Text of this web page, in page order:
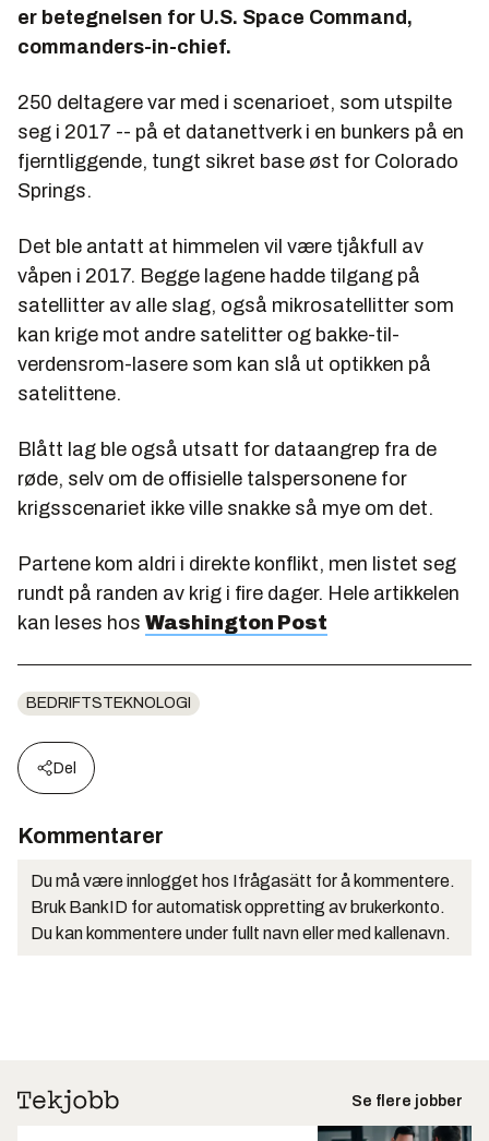
er betegnelsen for U.S. Space Command,
commanders-in-chief.
250 deltagere var med i scenarioet, som utspilte
seg i 2017 -- på et datanettverk i en bunkers på en
fjerntliggende, tungt sikret base øst for Colorado
Springs.
Det ble antatt at himmelen vil være tjåkfull av
våpen i 2017. Begge lagene hadde tilgang på
satellitter av alle slag, også mikrosatellitter som
kan krige mot andre satelitter og bakke-til-
verdensrom-lasere som kan slå ut optikken på
satelittene.
Blått lag ble også utsatt for dataangrep fra de
røde, selv om de offisielle talspersonene for
krigsscenariet ikke ville snakke så mye om det.
Partene kom aldri i direkte konflikt, men listet seg
rundt på randen av krig i fire dager. Hele artikkelen
kan leses hos Washington Post
BEDRIFTSTEKNOLOGI
Del
Kommentarer
Du må være innlogget hos Ifrågasätt for å kommentere.
Bruk BankID for automatisk oppretting av brukerkonto.
Du kan kommentere under fullt navn eller med kallenavn.
Se flere jobber